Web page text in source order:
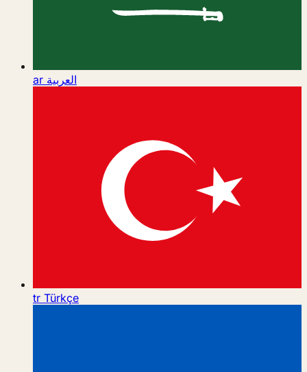
ar العربية
tr Türkçe